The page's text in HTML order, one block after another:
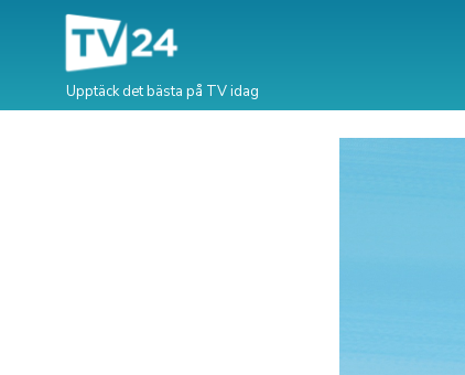
Upptäck det bästa på TV idag